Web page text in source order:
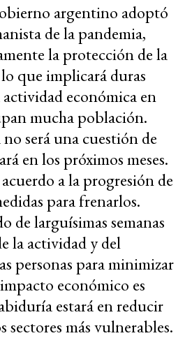
argentino adoptó
de la pandemia,
la protección de la
que implicará duras
económica en
mucha población.
será una cuestión de
en los próximos meses.
a la progresión de
para frenarlos.
de larguísimas semanas
la actividad y del
personas para minimizar
económico es
estará en reducir
sectores más vulnerables.